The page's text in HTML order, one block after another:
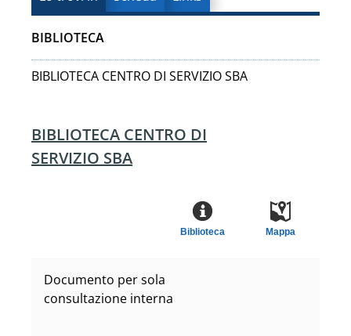
BIBLIOTECA
BIBLIOTECA CENTRO DI SERVIZIO SBA
BIBLIOTECA CENTRO DI
SERVIZIO SBA
Mappa
Biblioteca
Documento per sola
consultazione interna